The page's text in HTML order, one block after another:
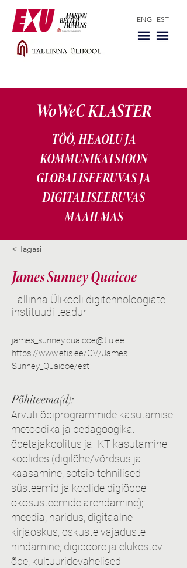
ENG EST
WoWeC KLASTER
TÖÖ, HEAOLU JA
KOMMUNIKATSIOON
GLOBALISEERUVAS JA
DIGITALISEERUVAS
MAAILMAS
< Tagasi
James Sunney Quaicoe
Tallinna Ülikooli digitehnoloogiate
instituudi teadur
james_sunney.quaicoe@tlu.ee
https://www.etis.ee/CV/James
Sunney_Quaicoe/est
Põhiteema(d):
Arvuti õpiprogrammide kasutamise
metoodika ja pedagoogika:
õpetajakoolitus ja IKT kasutamine
koolides (digilõhe/võrdsus ja
kaasamine, sotsio-tehnilised
süsteemid ja koolide digiõppe
ökosüsteemide arendamine);;
meedia, haridus, digitaalne
kirjaoskus, oskuste vajaduste
hindamine, digipööre ja elukestev
õpe, kultuuridevahelised